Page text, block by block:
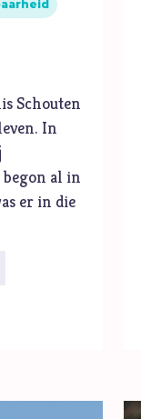
Schouten
In
al in
er in die